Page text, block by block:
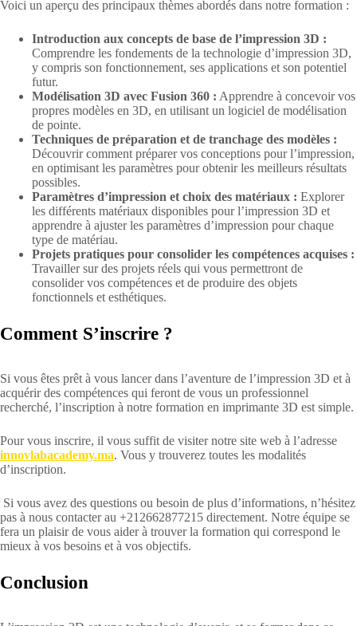
Voici un aperçu des principaux thèmes abordés dans notre formation :
Introduction aux concepts de base de l’impression 3D :
Comprendre les fondements de la technologie d’impression 3D,
y compris son fonctionnement, ses applications et son potentiel
futur.
Modélisation 3D avec Fusion 360 : Apprendre à concevoir vos
propres modèles en 3D, en utilisant un logiciel de modélisation
de pointe.
Techniques de préparation et de tranchage des modèles :
Découvrir comment préparer vos conceptions pour l’impression,
en optimisant les paramètres pour obtenir les meilleurs résultats
possibles.
Paramètres d’impression et choix des matériaux : Explorer
les différents matériaux disponibles pour l’impression 3D et
apprendre à ajuster les paramètres d’impression pour chaque
type de matériau.
Projets pratiques pour consolider les compétences acquises :
Travailler sur des projets réels qui vous permettront de
consolider vos compétences et de produire des objets
fonctionnels et esthétiques.
Comment S’inscrire ?
Si vous êtes prêt à vous lancer dans l’aventure de l’impression 3D et à
acquérir des compétences qui feront de vous un professionnel
recherché, l’inscription à notre formation en imprimante 3D est simple.
Pour vous inscrire, il vous suffit de visiter notre site web à l’adresse
innovlabacademy.ma. Vous y trouverez toutes les modalités
d’inscription.
Si vous avez des questions ou besoin de plus d’informations, n’hésitez
pas à nous contacter au +212662877215 directement. Notre équipe se
fera un plaisir de vous aider à trouver la formation qui correspond le
mieux à vos besoins et à vos objectifs.
Conclusion